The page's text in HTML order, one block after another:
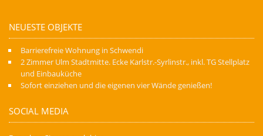
NEUESTE OBJEKTE
Barrierefreie Wohnung in Schwendi
2 Zimmer Ulm Stadtmitte. Ecke Karlstr.-Syrlinstr., inkl. TG Stellplatz
und Einbauküche
Sofort einziehen und die eigenen vier Wände genießen!
SOCIAL MEDIA